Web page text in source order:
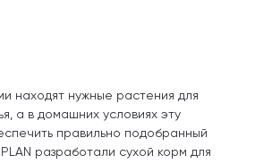
находят нужные растения для
а в домашних условиях эту
правильно подобранный
разработали сухой корм для